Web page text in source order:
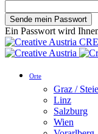
Ein Passwort wird
Orte
Graz /
Linz
Salzburg
Wien